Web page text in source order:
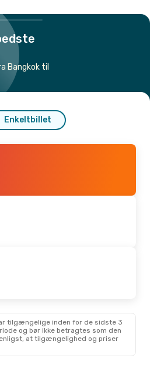
Bangkok til
Enkeltbillet
Okt.
tilgængelige inden for de sidste 3
og bør ikke betragtes som den
at tilgængelighed og priser